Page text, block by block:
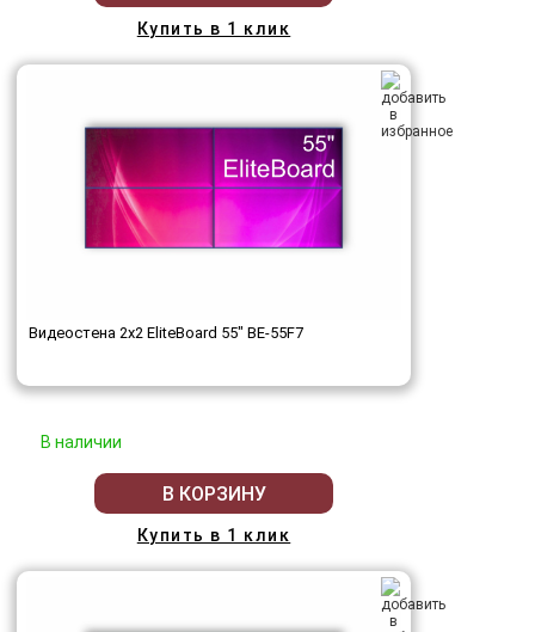
Купить в 1 клик
Видеостена 2x2 EliteBoard 55" BE-55F7
В наличии
В КОРЗИНУ
Купить в 1 клик